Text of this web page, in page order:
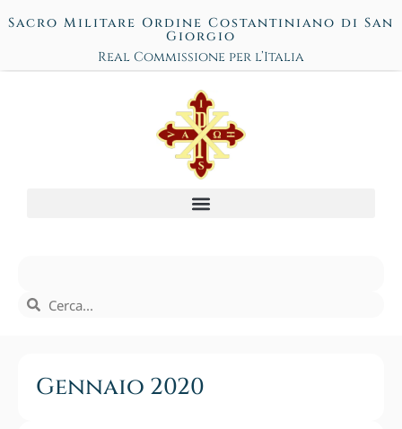
Sacro Militare Ordine Costantiniano di San
Giorgio
Real Commissione per l’Italia
Gennaio 2020